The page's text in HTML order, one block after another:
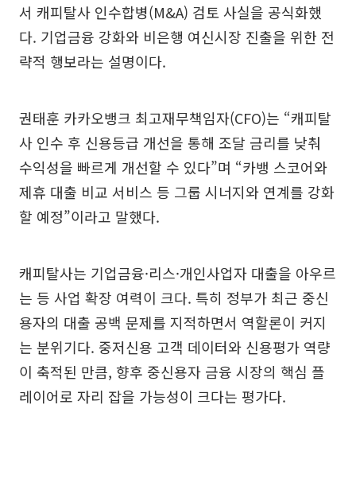
서 캐피탈사 인수합병(M&A) 검토 사실을 공식화했
다. 기업금융 강화와 비은행 여신시장 진출을 위한 전
략적 행보라는 설명이다.
권태훈 카카오뱅크 최고재무책임자(CFO)는 “캐피탈
사 인수 후 신용등급 개선을 통해 조달 금리를 낮춰
수익성을 빠르게 개선할 수 있다”며 “카뱅 스코어와
제휴 대출 비교 서비스 등 그룹 시너지와 연계를 강화
할 예정”이라고 말했다.
캐피탈사는 기업금융·리스·개인사업자 대출을 아우르
는 등 사업 확장 여력이 크다. 특히 정부가 최근 중신
용자의 대출 공백 문제를 지적하면서 역할론이 커지
는 분위기다. 중저신용 고객 데이터와 신용평가 역량
이 축적된 만큼, 향후 중신용자 금융 시장의 핵심 플
레이어로 자리 잡을 가능성이 크다는 평가다.